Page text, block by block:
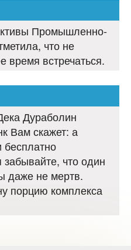
Промышленно-
что не
время встречаться.
Дураболин
Вам скажет: а
бесплатно
забывайте, что один
даже не мертв.
порцию комплекса